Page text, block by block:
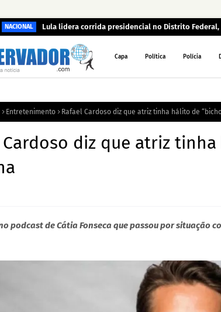
NACIONAL Lula lidera corrida presidencial no Distrito
Capa Política Polícia
Entretenimento Rafael Cardoso diz que atriz tinha hálito de
Cardoso diz que atriz
podcast de Cátia Fonseca que passou por situação